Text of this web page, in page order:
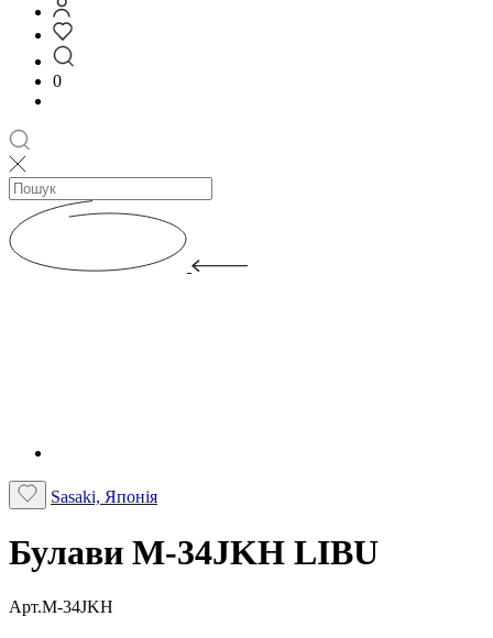
0
Sasaki, Японія
Булави M-34JKH LIBU
Арт.M-34JKH